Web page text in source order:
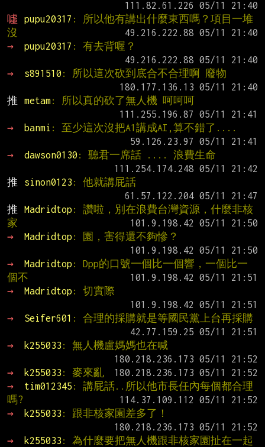
噓
pupu20317 : 所以他有講出什麼東西嗎？項目一堆
沒
→
pupu20317 : 有去背喔？
→
s891510 : 所以這次砍到底合不合理啊 廢物
推
metam: 所以真的砍了無人機 呵呵呵
→
banmi : 至少這次沒把A1講成AI,算不錯了....
→
dawson0130 : 聽君一席話 .... 浪費生命
推
sinon0123 : 他就講屁話
推
Madridtop : 讚啦，別在浪費台灣資源，什麼非核
家
→
Madridtop : 園，害得還不夠慘？
→
Madridtop : Dpp的口號一個比一個響，一個比一
個不
→
Madridtop : 切實際
→
Seifer601 : 合理的採購就是等國民黨上台再採購
→
k255033 : 無人機盧媽媽也在喊
→
k255033 : 麥來亂
→
tim012345 : 講屁話..所以他市長任內每個都合理
嗎?
→
k255033 : 跟非核家園差多了！
→
k255033 : 為什麼要把無人機跟非核家園扯在一起